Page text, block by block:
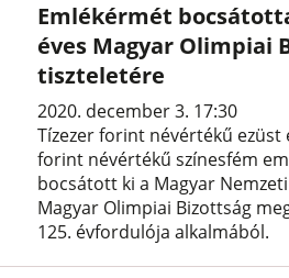
Emlékérmét
éves Magyar Olimpiai
tiszteletére
2020. december 3. 17:30
Tízezer forint névértékű ezüst
forint névértékű színesfém
bocsátott ki a Magyar
Magyar Olimpiai Bizottság
125. évfordulója alkalmából.